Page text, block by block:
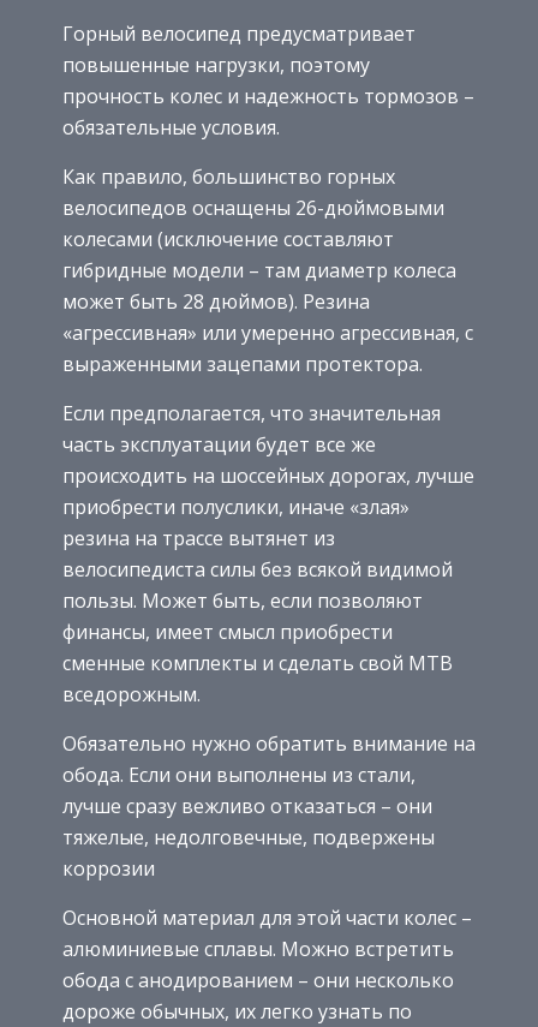
Горный велосипед предусматривает
повышенные нагрузки, поэтому
прочность колес и надежность тормозов –
обязательные условия.
Как правило, большинство горных
велосипедов оснащены 26-дюймовыми
колесами (исключение составляют
гибридные модели – там диаметр колеса
может быть 28 дюймов). Резина
«агрессивная» или умеренно агрессивная, с
выраженными зацепами протектора.
Если предполагается, что значительная
часть эксплуатации будет все же
происходить на шоссейных дорогах, лучше
приобрести полуслики, иначе «злая»
резина на трассе вытянет из
велосипедиста силы без всякой видимой
пользы. Может быть, если позволяют
финансы, имеет смысл приобрести
сменные комплекты и сделать свой МТB
вседорожным.
Обязательно нужно обратить внимание на
обода. Если они выполнены из стали,
лучше сразу вежливо отказаться – они
тяжелые, недолговечные, подвержены
коррозии
Основной материал для этой части колес –
алюминиевые сплавы. Можно встретить
обода с анодированием – они несколько
дороже обычных, их легко узнать по